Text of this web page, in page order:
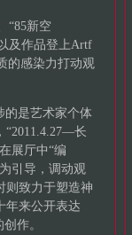
“85新空
及作品登上Artf
的感染力打动观
的是艺术家个体
“2011.4.27—长
展厅中“编
引导，调动观
则致力于塑造神
年来公开表达
作。